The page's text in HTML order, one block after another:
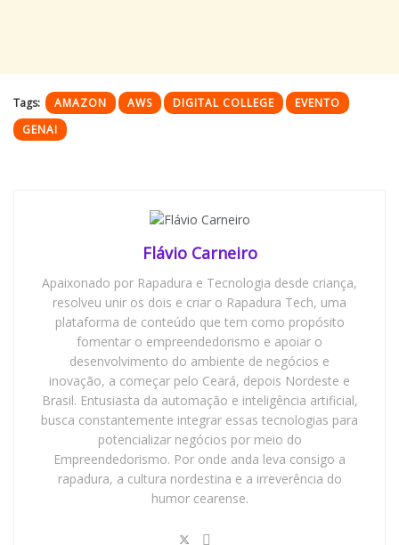
Tags: AMAZON AWS DIGITAL COLLEGE
EVENTO
GENAI
Flávio Carneiro
Apaixonado por Rapadura e Tecnologia desde criança,
resolveu unir os dois e criar o Rapadura Tech, uma
plataforma de conteúdo que tem como propósito
fomentar o empreendedorismo e apoiar o
desenvolvimento do ambiente de negócios e
inovação, a começar pelo Ceará, depois Nordeste e
Brasil. Entusiasta da automação e inteligência artificial,
busca constantemente integrar essas tecnologias para
potencializar negócios por meio do
Empreendedorismo. Por onde anda leva consigo a
rapadura, a cultura nordestina e a irreverência do
humor cearense.